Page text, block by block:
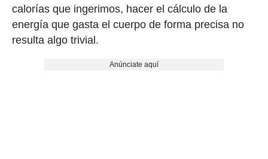
calorías que ingerimos, hacer el cálculo de la
energía que gasta el cuerpo de forma precisa no
resulta algo trivial.
Anúnciate aquí